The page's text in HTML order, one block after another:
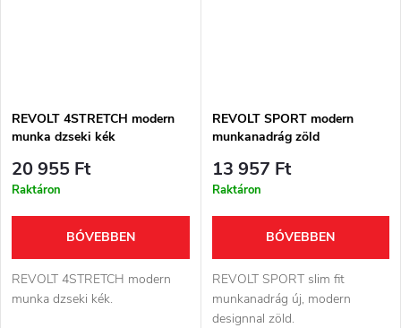
REVOLT 4STRETCH modern
munka dzseki kék
20 955 Ft
Raktáron
BŐVEBBEN
REVOLT 4STRETCH modern
munka dzseki kék.
REVOLT SPORT modern
munkanadrág zöld
13 957 Ft
Raktáron
BŐVEBBEN
REVOLT SPORT slim fit
munkanadrág új, modern
designnal zöld.